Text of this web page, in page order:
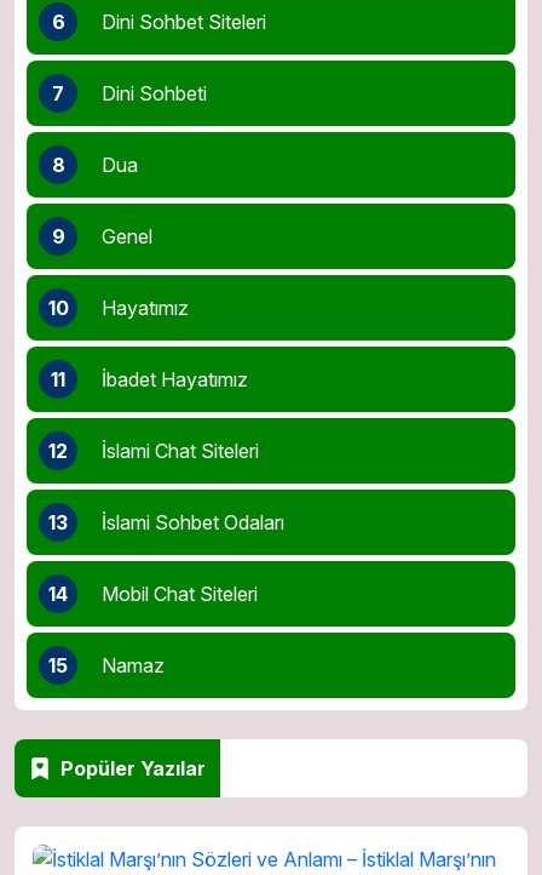
6 Dini Sohbet Siteleri
7 Dini Sohbeti
8 Dua
9 Genel
10 Hayatımız
11 İbadet Hayatımız
12 İslami Chat Siteleri
13 İslami Sohbet Odaları
14 Mobil Chat Siteleri
15 Namaz
Popüler Yazılar